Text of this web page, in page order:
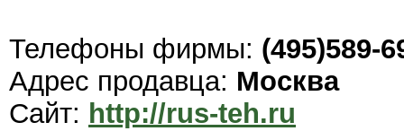
Телефоны фирмы: (495)589-
Адрес продавца: Москва
Сайт: http://rus-teh.ru